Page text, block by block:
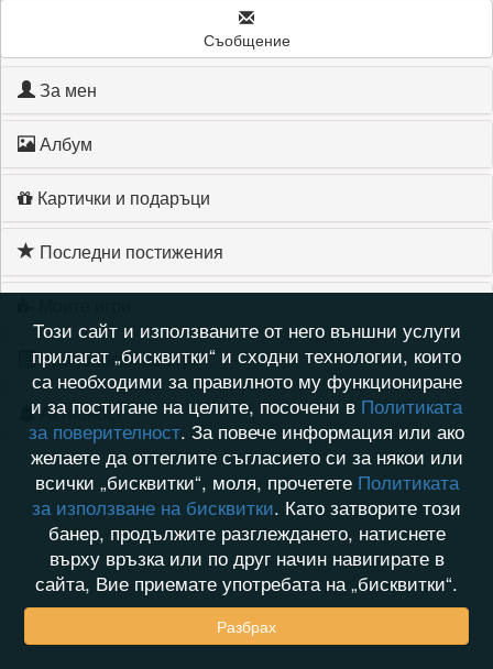
Съобщение
За мен
Албум
Картички и подаръци
Последни постижения
Хронология на игри
Активност
Този сайт и използваните от него външни услуги
прилагат „бисквитки“ и сходни технологии, които
са необходими за правилното му функциониране
и за постигане на целите, посочени в Политиката
за поверителност. За повече информация или ако
желаете да оттеглите съгласието си за някои или
всички „бисквитки“, моля, прочетете Политиката
за използване на бисквитки. Като затворите този
банер, продължите разглеждането, натиснете
върху връзка или по друг начин навигирате в
сайта, Вие приемате употребата на „бисквитки“.
Разбрах